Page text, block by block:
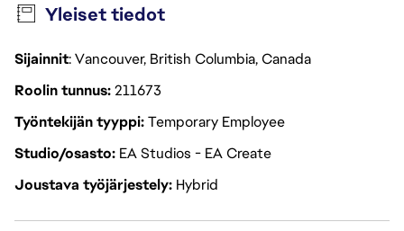
Yleiset tiedot
Sijainnit: Vancouver, British Columbia, Canada
Roolin tunnus211673
Työntekijän tyyppiTemporary Employee
Studio/osasto EA Studios - EA Create
Joustava työjärjestely Hybrid